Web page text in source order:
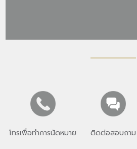
โทรเพื่อทำการนัดหมาย ติดต่อสอบถาม